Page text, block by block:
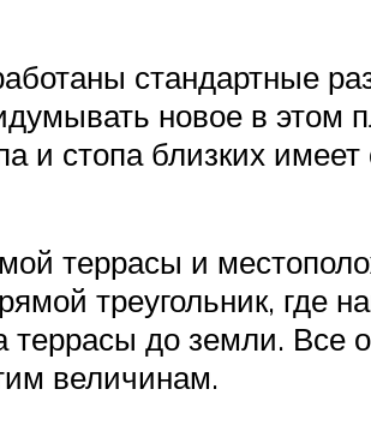
стандартные
новое в этом
стопа близких имеет
террасы и
треугольник, где
террасы до земли. Все
величинам.